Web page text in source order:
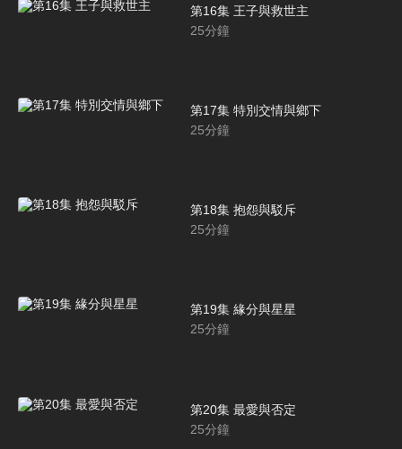
第16集 王子與救世主
25分鐘
第17集 特別交情與鄉下
25分鐘
第18集 抱怨與駁斥
25分鐘
第19集 緣分與星星
25分鐘
第20集 最愛與否定
25分鐘